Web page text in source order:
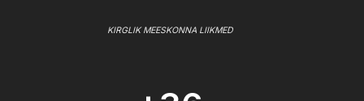
KIRGLIK MEESKONNA LIIKMED